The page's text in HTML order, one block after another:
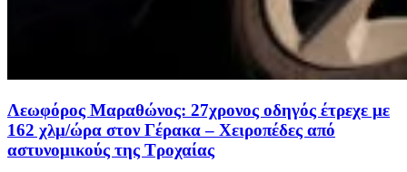
Λεωφόρος Μαραθώνος: 27χρονος οδηγός έτρεχε με
162 χλμ/ώρα στον Γέρακα – Χειροπέδες από
αστυνομικούς της Τροχαίας